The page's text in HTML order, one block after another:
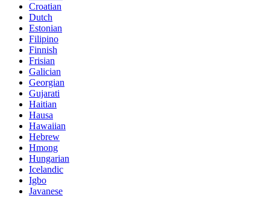
Croatian
Dutch
Estonian
Filipino
Finnish
Frisian
Galician
Georgian
Gujarati
Haitian
Hausa
Hawaiian
Hebrew
Hmong
Hungarian
Icelandic
Igbo
Javanese